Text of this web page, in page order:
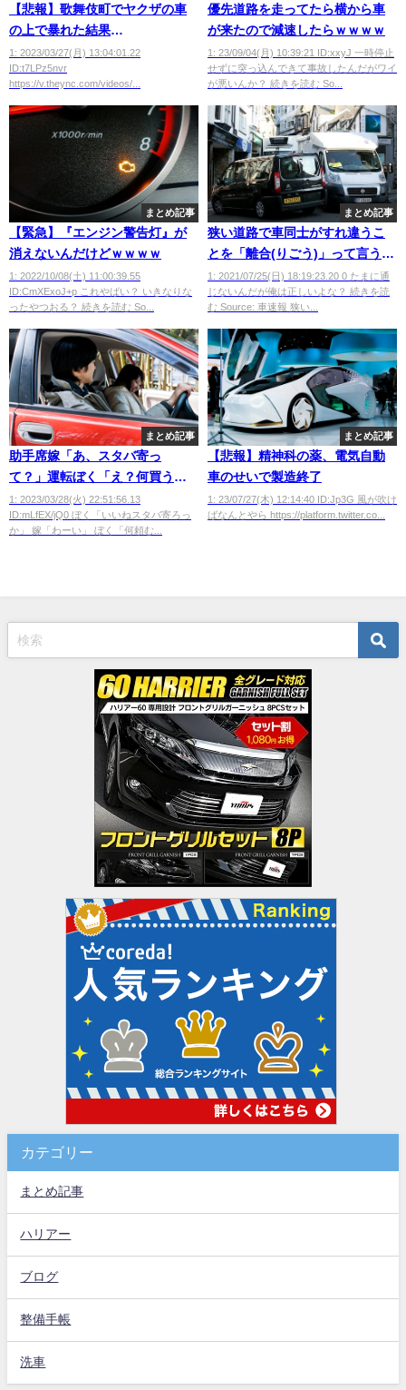
【悲報】歌舞伎町でヤクザの車
の上で暴れた結果
wwwwwwwww
1: 2023/03/27(月) 13:04:01.22
ID:t7LPz5nvr
https://v.theync.com/videos/...
優先道路を走ってたら横から車
が来たので減速したらｗｗｗｗ
1: 23/09/04(月) 10:39:21 ID:xxyJ 一時停止
せずに突っ込んできて事故したんだがワイ
が悪いんか？ 続きを読む So...
まとめ記事
【緊急】『エンジン警告灯』が
消えないんだけどｗｗｗｗ
1: 2022/10/08(土) 11:00:39.55
ID:CmXExoJ+p これやばい？ いきなりな
ったやつおる？ 続きを読む So...
まとめ記事
狭い道路で車同士がすれ違うこ
とを「離合(りごう)」って言うよ
な？
1: 2021/07/25(日) 18:19:23.20 0 たまに通
じないんだが俺は正しいよな？ 続きを読
む Source: 車速報 狭い...
まとめ記事
助手席嫁「あ、スタバ寄っ
て？」運転ぼく「え？何買う
の？」嫁「え？……ラテとか」
ぼく「………はぁ」
1: 2023/03/28(火) 22:51:56.13
ID:mLfEX/jQ0 ぼく「いいねスタバ寄ろっ
か」 嫁「わーい」 ぼく「何頼む...
まとめ記事
【悲報】精神科の薬、電気自動
車のせいで製造終了
1: 23/07/27(木) 12:14:40 ID:Jp3G 風が吹け
ばなんとやら https://platform.twitter.co...
カテゴリー
まとめ記事
ハリアー
ブログ
整備手帳
洗車